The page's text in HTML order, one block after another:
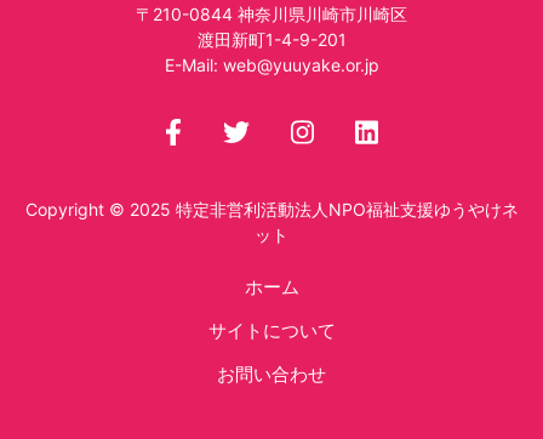
〒210-0844 神奈川県川崎市川崎区
渡田新町1-4-9-201
E-Mail: web@yuuyake.or.jp
Copyright © 2025 特定非営利活動法人NPO福祉支援ゆうやけネ
ット
ホーム
サイトについて
お問い合わせ